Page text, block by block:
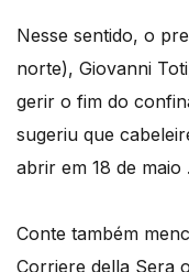
Nesse sentido, o
norte), Giovanni
gerir o fim do
sugeriu que
abrir em 18 de maio .
Conte também
Corriere della Sera